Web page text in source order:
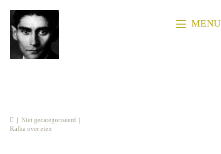
inhoud
MENU
| Niet gecategoriseerd |
Kafka over eten